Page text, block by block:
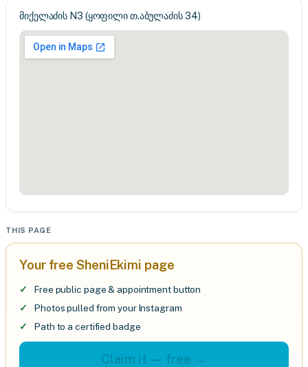
მიქელაძის N3 (ყოფილი თ.აბულაძის 34)
THIS PAGE
Your free SheniEkimi page
Free public page & appointment button
Photos pulled from your Instagram
Path to a certified badge
Claim it — free →